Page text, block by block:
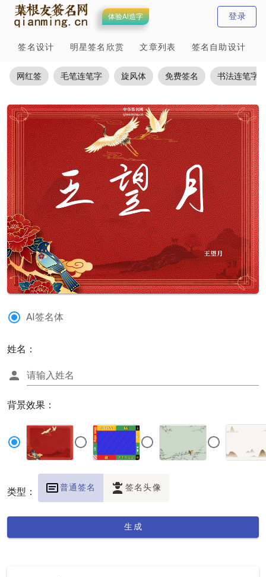
体验AI造字 登录
签名设计 明星签名欣赏 文章列表 签名自助设计
网红签 毛笔连笔字 旋风体 免费签名 书法连笔字
AI签名体
姓名：
请输入姓名
背景效果：
类型： 普通签名 签名头像
生成